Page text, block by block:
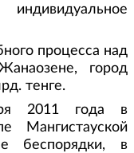
процесса над
город
тенге.
2011 года в
Мангистауской
беспорядки, в